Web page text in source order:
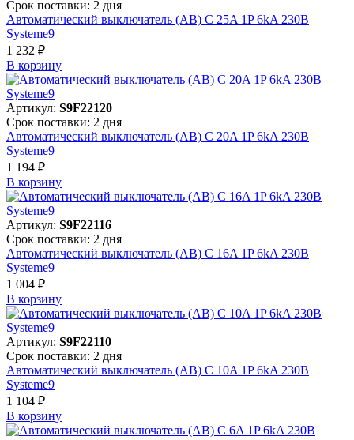
Срок поставки: 2 дня
Автоматический выключатель (АВ) C 25A 1P 6kA 230В
Systeme9
1 232 ₽
В корзинy
Артикул: S9F22120
Срок поставки: 2 дня
Автоматический выключатель (АВ) C 20A 1P 6kA 230В
Systeme9
1 194 ₽
В корзинy
Артикул: S9F22116
Срок поставки: 2 дня
Автоматический выключатель (АВ) C 16A 1P 6kA 230В
Systeme9
1 004 ₽
В корзинy
Артикул: S9F22110
Срок поставки: 2 дня
Автоматический выключатель (АВ) C 10A 1P 6kA 230В
Systeme9
1 104 ₽
В корзинy